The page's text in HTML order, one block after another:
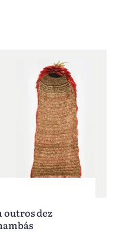
outros dez